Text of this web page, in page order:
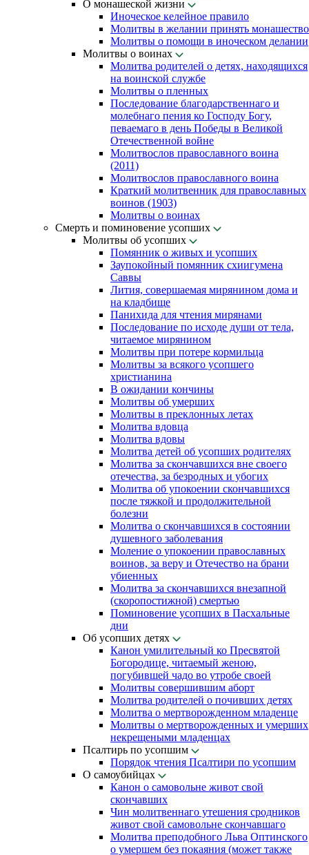
О монашеской жизни
Иноческое келейное правило
Молитвы в желании принять монашество
Молитвы о помощи в иноческом делании
Молитвы о воинах
Молитва родителей о детях, находящихся
на воинской службе
Молитвы о пленных
Последование благодарственнаго и
молебнаго пения ко Господу Богу,
певаемаго в день Победы в Великой
Отечественной войне
Молитвослов православного воина
(2011)
Молитвослов православного воина
Краткий молитвенник для православных
воинов (1903)
Молитвы о воинах
Смерть и поминовение усопших
Молитвы об усопших
Помянник о живых и усопших
Заупокойный помянник схиигумена
Саввы
Лития, совершаемая мирянином дома и
на кладбище
Панихида для чтения мирянами
Последование по исходе души от тела,
читаемое мирянином
Молитвы при потере кормильца
Молитвы за всякого усопшего
христианина
В ожидании кончины
Молитвы об умерших
Молитвы в преклонных летах
Молитва вдовца
Молитва вдовы
Молитва детей об усопших родителях
Молитва за скончавшихся вне своего
отечества, за безродных и убогих
Молитва об упокоении скончавшихся
после тяжкой и продолжительной
болезни
Молитва о скончавшихся в состоянии
душевного заболевания
Моление о упокоении православных
воинов, за веру и Отечество на брани
убиенных
Молитва за скончавшихся внезапной
(скоропостижной) смертью
Поминовение усопших в Пасхальные
дни
Об усопших детях
Канон умилительный ко Пресвятой
Богородице, читаемый женою,
погубившей чадо во утробе своей
Молитвы совершившим аборт
Молитва родителей о почивших детях
Молитва о мертворожденном младенце
Молитвы о мертворожденных и умерших
некрещеными младенцах
Псалтирь по усопшим
Порядок чтения Псалтири по усопшим
О самоубийцах
Канон о самовольне живот свой
скончавших
Чин молитвеннаго утешения сродников
живот свой самовольне скончавшаго
Молитва преподобного Льва Оптинского
о умершем без покаяния (может также